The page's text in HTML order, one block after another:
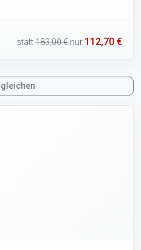
statt183,00 € nur 112,70 €